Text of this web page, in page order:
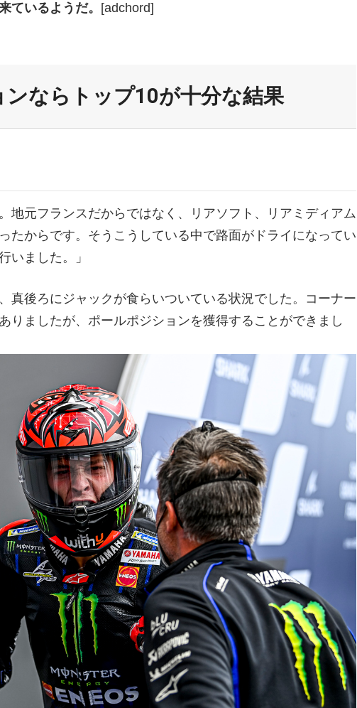
ているようだ。
[adchord]
ならトップ10が十分な結果
地元フランスだからではなく、リアソフト、リアミディアム
たからです。そうこうしている中で路面がドライになってい
ました。」
真後ろにジャックが食らいついている状況でした。コーナー
りましたが、ポールポジションを獲得することができまし